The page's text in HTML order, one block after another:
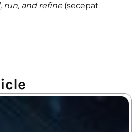
run, and refine(secepat